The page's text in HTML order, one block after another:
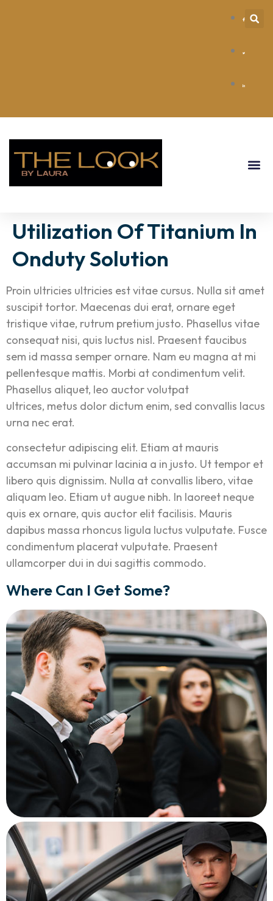
Utilization Of Titanium In
Onduty Solution
Proin ultricies ultricies est vitae cursus. Nulla sit amet
suscipit tortor. Maecenas dui erat, ornare eget
tristique vitae, rutrum pretium justo. Phasellus vitae
consequat nisi, quis luctus nisl. Praesent faucibus
sem id massa semper ornare. Nam eu magna at mi
pellentesque mattis. Morbi at condimentum velit.
Phasellus aliquet, leo auctor volutpat
ultrices, metus dolor dictum enim, sed convallis lacus
urna nec erat.
consectetur adipiscing elit. Etiam at mauris
accumsan mi pulvinar lacinia a in justo. Ut tempor et
libero quis dignissim. Nulla at convallis libero, vitae
aliquam leo. Etiam ut augue nibh. In laoreet neque
quis ex ornare, quis auctor elit facilisis. Mauris
dapibus massa rhoncus ligula luctus vulputate. Fusce
condimentum placerat vulputate. Praesent
ullamcorper dui in dui sagittis commodo.
Where Can I Get Some?